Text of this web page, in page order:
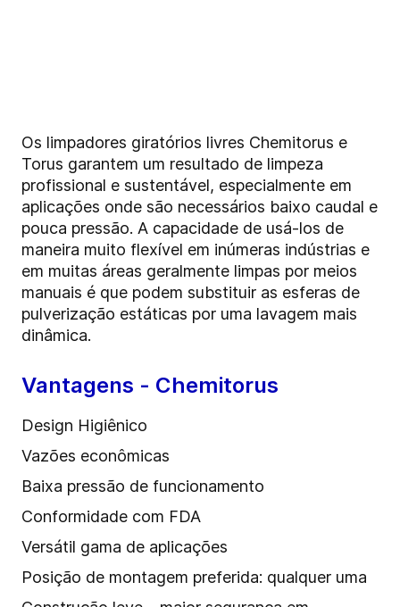
Os limpadores giratórios livres Chemitorus e
Torus garantem um resultado de limpeza
profissional e sustentável, especialmente em
aplicações onde são necessários baixo caudal e
pouca pressão. A capacidade de usá-los de
maneira muito flexível em inúmeras indústrias e
em muitas áreas geralmente limpas por meios
manuais é que podem substituir as esferas de
pulverização estáticas por uma lavagem mais
dinâmica.
Vantagens - Chemitorus
Design Higiênico
Vazões econômicas
Baixa pressão de funcionamento
Conformidade com FDA
Versátil gama de aplicações
Posição de montagem preferida: qualquer uma